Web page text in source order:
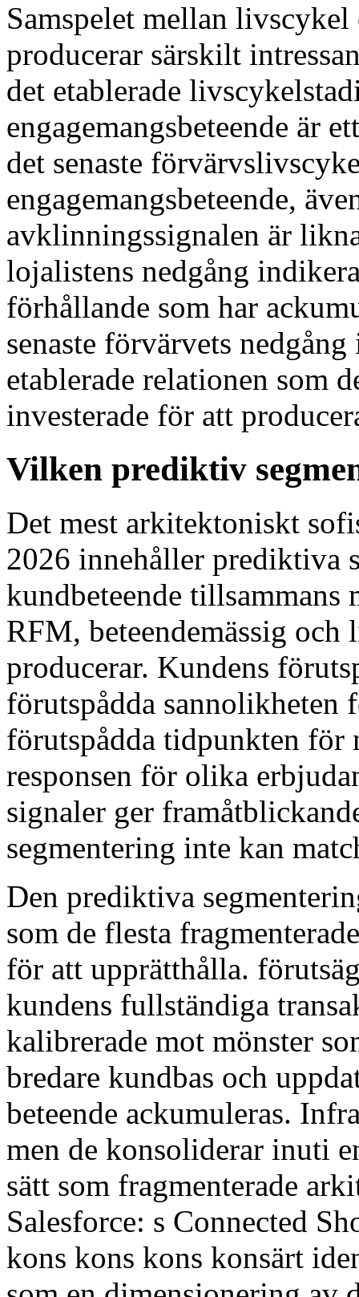
Samspelet mellan livscykel
producerar särskilt
det etablerade
engagemangsbeteende är
det senaste
engagemangsbeteende,
avklinningssignalen är
lojalistens nedgång
förhållande som har
senaste förvärvets
etablerade relationen som
investerade för att
Vilken prediktiv
Det mest arkitektoniskt
2026 innehåller prediktiva
kundbeteende tillsammans
RFM, beteendemässig
producerar. Kundens
förutspådda sannolikheten
förutspådda tidpunkten för
responsen för olika
signaler ger
segmentering inte kan
Den prediktiva
som de flesta
för att upprätthålla.
kundens fullständiga
kalibrerade mot mönster
bredare kundbas och
beteende ackumuleras.
men de konsoliderar inuti
sätt som fragmenterade
Salesforce: s Connected
kons kons kons konsärt